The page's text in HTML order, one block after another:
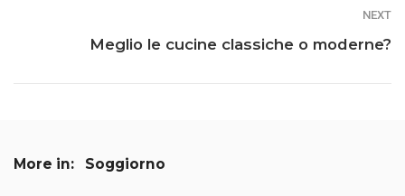
NEXT
Meglio le cucine classiche o moderne?
More in: Soggiorno